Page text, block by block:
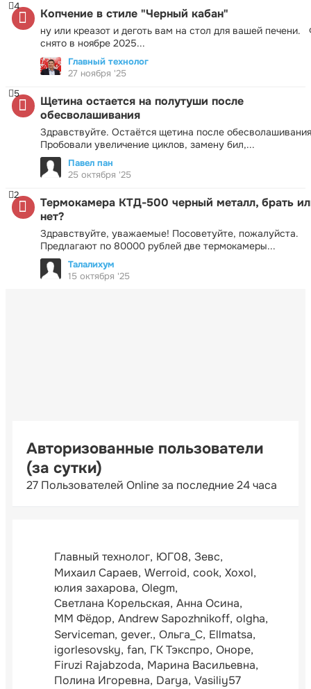
Копчение в стиле "Черный кабан"
ну или креазот и деготь вам на стол для вашей печени.
снято в ноябре 2025...
4
Главный технолог
27 ноября '25
Щетина остается на полутуши после
обесволашивания
Здравствуйте. Остаётся щетина после
Пробовали увеличение циклов, замену бил,...
5
Павел пан
25 октября '25
Термокамера КТД-500 черный металл, брать
нет?
Здравствуйте, уважаемые! Посоветуйте, пожалуйста.
Предлагают по 80000 рублей две термокамеры...
2
Талалихум
15 октября '25
Авторизованные пользователи
(за сутки)
27 Пользователей Online за последние 24 часа
Главный технолог ЮГ08 Зевс
Михаил Сараев Werroid cook Xoxol
юлия захарова Olegm
Светлана Корельская Анна Осина
ММ Фёдор Andrew Sapozhnikoff olgha
Serviceman gever. Ольга_С Ellmatsa
igorlesovsky fan ГК Тэкспро Оноре
Firuzi Rajabzoda Марина Васильевна
Полина Игоревна Darya Vasiliy57